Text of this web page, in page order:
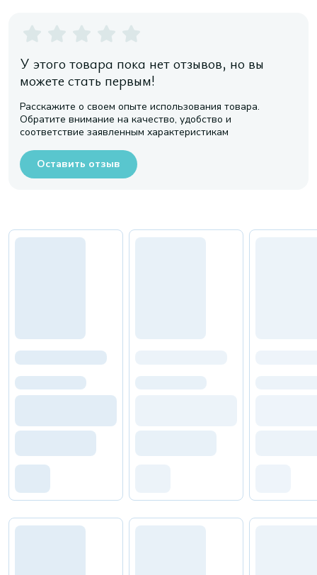
У этого товара пока нет отзывов, но вы
можете стать первым!
Расскажите о своем опыте использования товара.
Обратите внимание на качество, удобство и
соответствие заявленным характеристикам
Оставить отзыв